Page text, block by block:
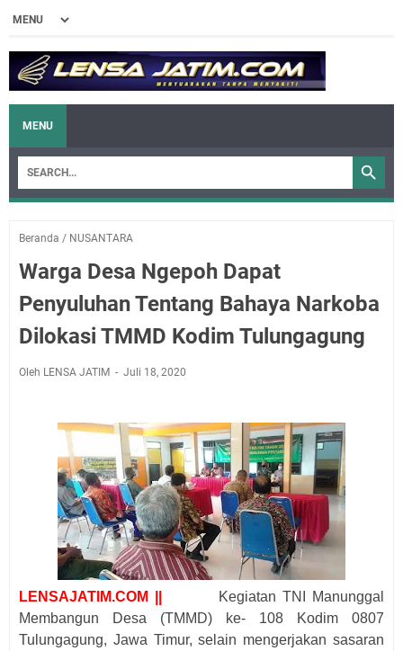
MENU
Beranda / NUSANTARA
Warga Desa Ngepoh Dapat
Penyuluhan Tentang Bahaya Narkoba
Dilokasi TMMD Kodim Tulungagung
Oleh LENSA JATIM Juli 18, 2020
LENSAJATIM.COM ||
Kegiatan TNI Manunggal
Membangun Desa (TMMD) ke- 108 Kodim 0807
Tulungagung, Jawa Timur, selain mengerjakan sasaran